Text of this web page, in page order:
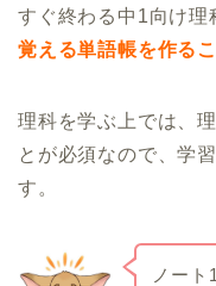
すぐ終わる中1向け理
覚える単語帳を作るこ
理科を学ぶ上では、
とが必須なので、学
す。
ノー